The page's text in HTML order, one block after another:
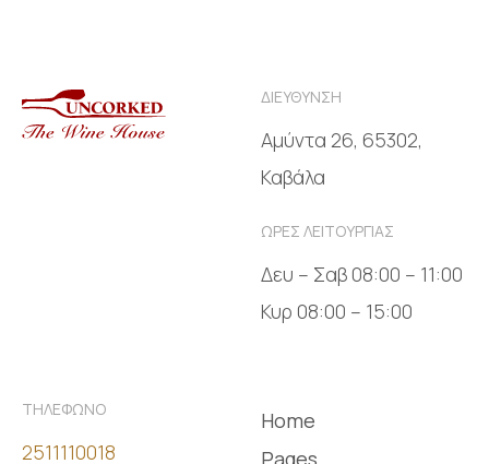
ΔΙΕΥΘΥΝΣΗ
Αμύντα 26, 65302,
Καβάλα
ΩΡΕΣ ΛΕΙΤΟΥΡΓΙΑΣ
Δευ – Σαβ 08:00 – 11:00
Κυρ 08:00 – 15:00
ΤΗΛΕΦΩΝΟ
2511110018
Home
Pages